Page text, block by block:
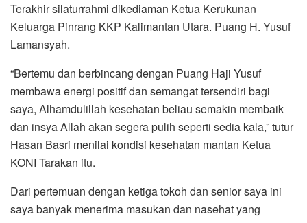
Terakhir silaturrahmi dikediaman Ketua Kerukunan
Keluarga Pinrang KKP Kalimantan Utara. Puang H. Yusuf
Lamansyah.
“Bertemu dan berbincang dengan Puang Haji Yusuf
membawa energi positif dan semangat tersendiri bagi
saya, Alhamdulillah kesehatan beliau semakin membaik
dan insya Allah akan segera pulih seperti sedia kala,” tutur
Hasan Basri menilai kondisi kesehatan mantan Ketua
KONI Tarakan itu.
Dari pertemuan dengan ketiga tokoh dan senior saya ini
saya banyak menerima masukan dan nasehat yang